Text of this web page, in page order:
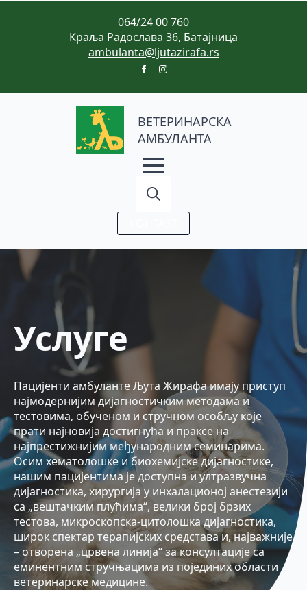
064/24 00 760
Краља Радослава 36, Батајница
ambulanta@ljutazirafa.rs
ВЕТЕРИНАРСКА
АМБУЛАНТА
for:
Услуге
Пацијенти амбуланте Љута Жирафа имају приступ
најмодернијим дијагностичким методама и
тестовима, обученом и стручном особљу које
прати најновија достигнућа и праксе на
најпрестижнијим међународним семинарима.
Осим хематолошке и биохемијске дијагностике,
нашим пацијентима је доступна и ултразвучна
дијагностика, хирургија у инхалационој анестезији
са „вештачким плућима“, велики број брзих
тестова, микроскопска-цитолошка дијагностика,
широк спектар терапијских средстава и, најважније
– отворена „црвена линија“ за консултације са
еминентним стручњацима из појединих области
ветеринарске медицине.